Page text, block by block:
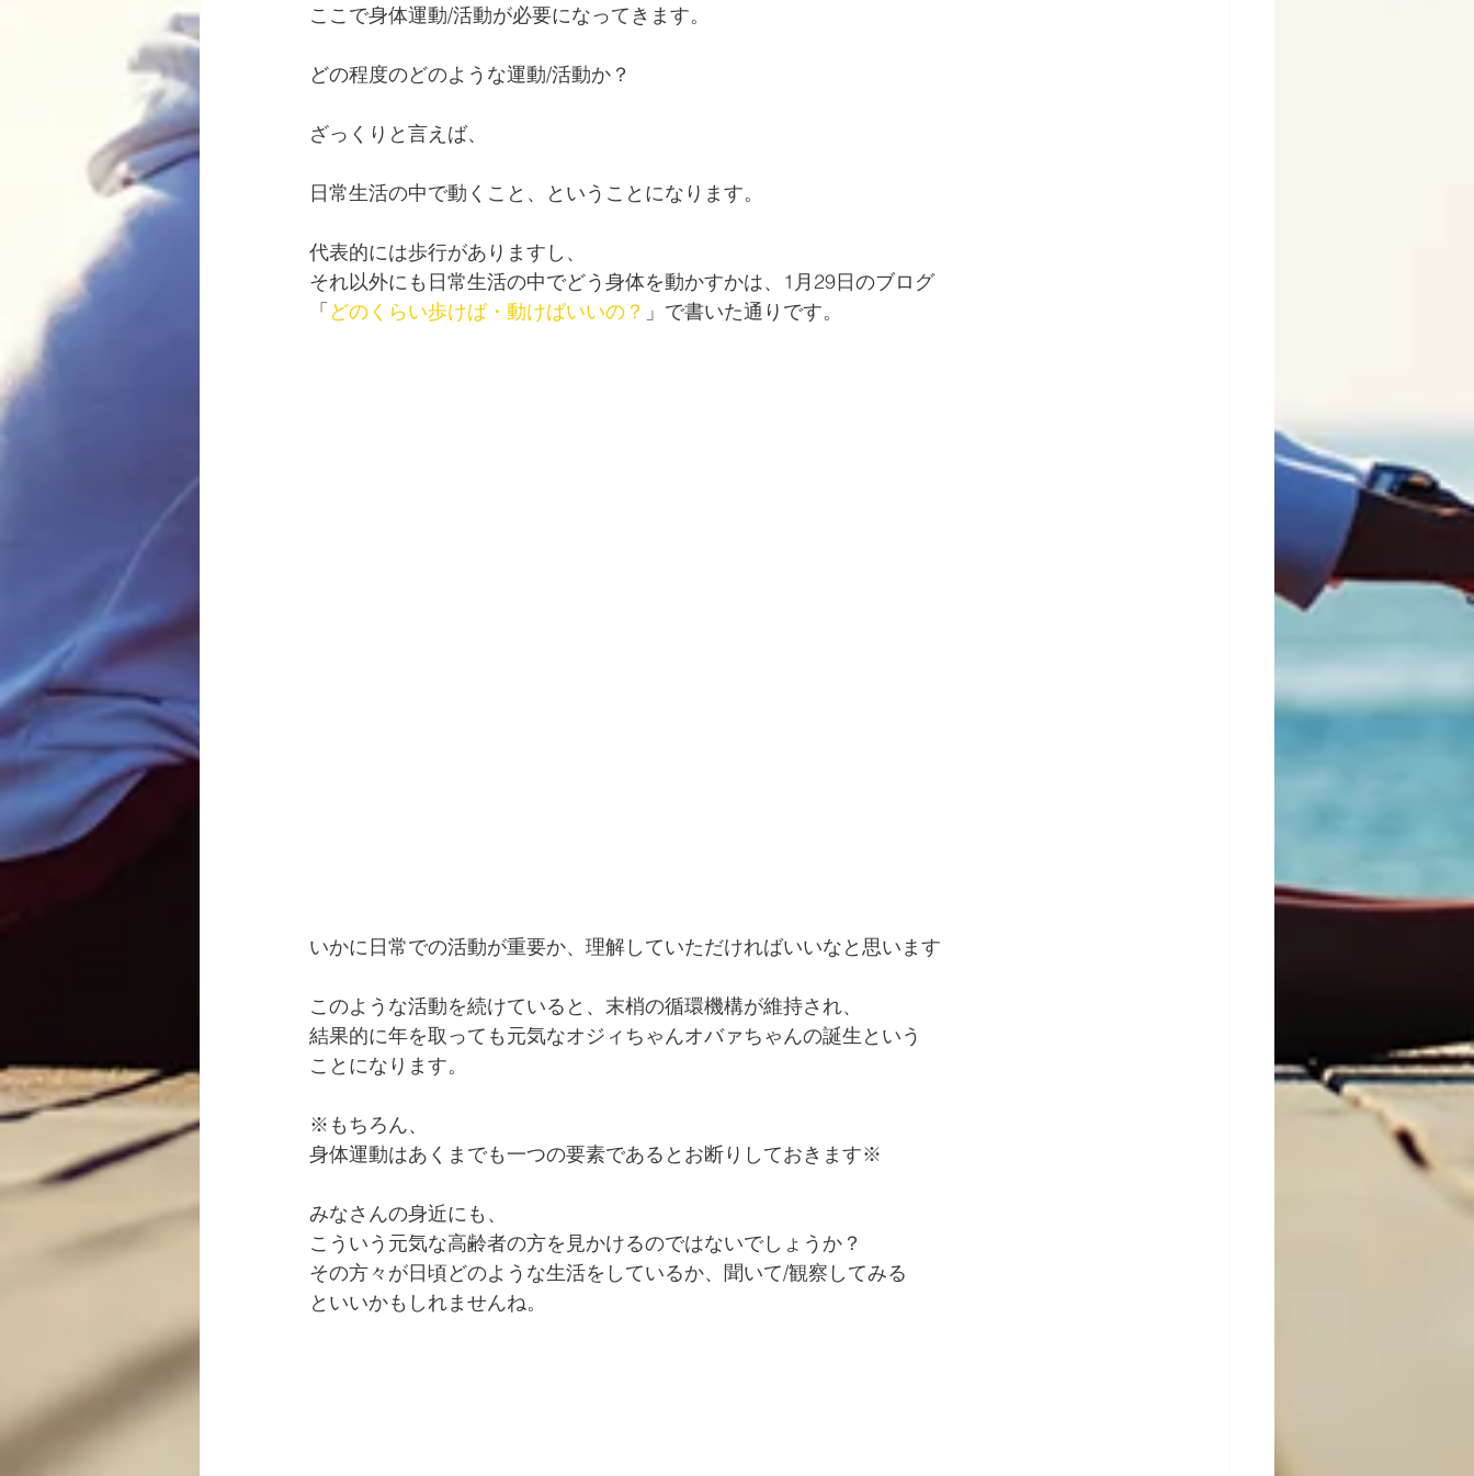
ここで身体運動/活動が必要になってきます。
どの程度のどのような運動/活動か？
ざっくりと言えば、
日常生活の中で動くこと、ということになります。
代表的には歩行がありますし、
それ以外にも日常生活の中でどう身体を動かすかは、1月29日のブログ
「どのくらい歩けば・動けばいいの？ 」で書いた通りです。
いかに日常での活動が重要か、理解していただければいいなと思います
このような活動を続けていると、末梢の循環機構が維持され、
結果的に年を取っても元気なオジィちゃんオバァちゃんの誕生という
ことになります。
※もちろん、
身体運動はあくまでも一つの要素であるとお断りしておきます※
みなさんの身近にも、
こういう元気な高齢者の方を見かけるのではないでしょうか？
その方々が日頃どのような生活をしているか、聞いて/観察してみる
といいかもしれませんね。